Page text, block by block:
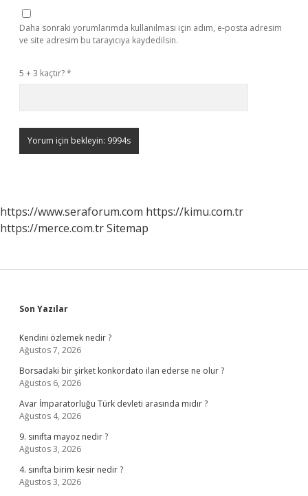
Daha sonraki yorumlarımda kullanılması için adım, e-posta adresim
ve site adresim bu tarayıcıya kaydedilsin.
5 + 3 kaçtır?*
https://www.seraforum.com https://kimu.com.tr
https://merce.com.trSitemap
Sidebar
Son Yazılar
Kendini özlemek nedir ?
Ağustos 7, 2026
Borsadaki bir şirket konkordato ilan ederse ne olur ?
Ağustos 6, 2026
Avar İmparatorluğu Türk devleti arasında mıdır ?
Ağustos 4, 2026
9. sınıfta mayoz nedir ?
Ağustos 3, 2026
4. sınıfta birim kesir nedir ?
Ağustos 3, 2026